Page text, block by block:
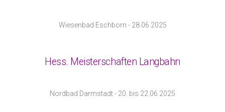
Wiesenbad Eschborn - 28.06.2025
Hess. Meisterschaften Langbahn
Nordbad Darmstadt - 20. bis 22.06.2025